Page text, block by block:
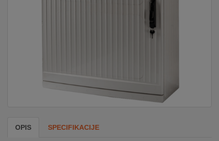
KLIMATIZACIJA
OPIS SPECIFIKACIJE